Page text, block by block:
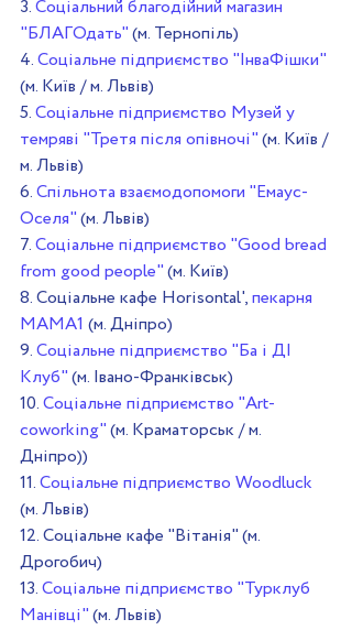
3. Соціальний благодійний магазин
"БЛАГОдать" (м. Тернопіль)
4. Соціальне підприємство "ІнваФішки"
(м. Київ / м. Львів)
5. Соціальне підприємство Музей у
темряві "Третя після опівночі" (м. Київ /
м. Львів)
6. Cпільнота взаємодопомоги "Емаус-
Оселя" (м. Львів)
7. Соціальне підприємство "Good bread
from good people" (м. Київ)
8. Соціальне кафе Horisontal', пекарня
МАМА1 (м. Дніпро)
9. Соціальне підприємство "Ба і ДІ
Клуб" (м. Івано-Франківськ)
10. Соціальне підприємство "Art-
coworking" (м. Краматорськ / м.
Дніпро))
11. Соціальне підприємство Woodluck
(м. Львів)
12. Соціальне кафе "Вітанія" (м.
Дрогобич)
13. Соціальне підприємство "Турклуб
Манівці" (м. Львів)